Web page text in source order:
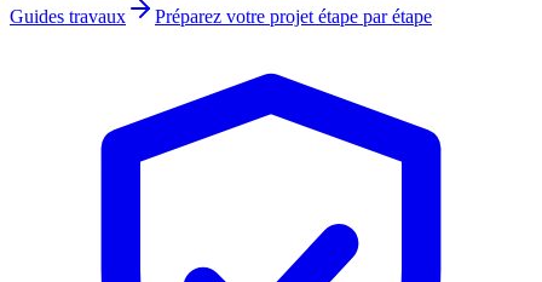
Guides travaux Préparez votre projet étape par étape